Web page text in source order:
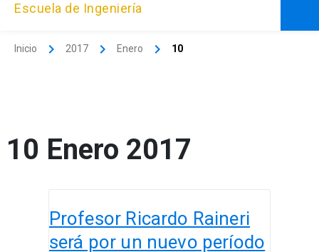
Escuela de Ingeniería
Inicio 2017 Enero 10
10 Enero 2017
Profesor Ricardo Raineri
será por un nuevo período
Ricardo
Raineri